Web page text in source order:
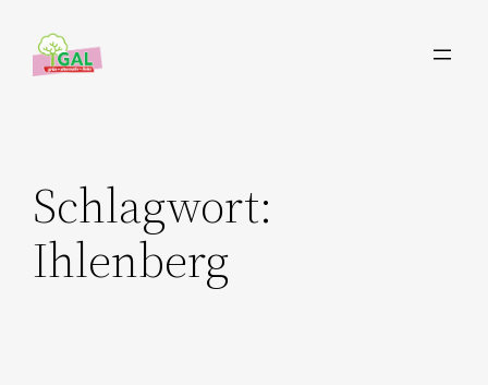
Inhalt
springen
Schlagwort:
Ihlenberg